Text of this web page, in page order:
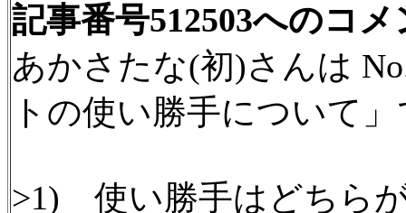
記事番号512503へのコメ
あかさたな(初)さんは
トの使い勝手について
>1) 使い勝手はどちら